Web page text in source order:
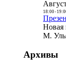
18:00-
Новая
М.
Архивы